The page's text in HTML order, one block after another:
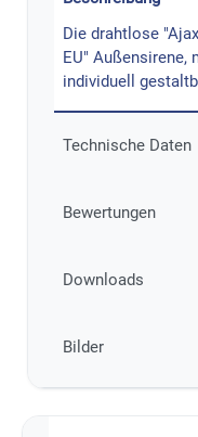
Die drahtlose
EU" Außensirene,
individuell
Technische Daten
Bewertungen
Downloads
Bilder